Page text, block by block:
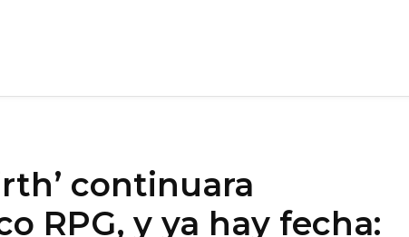
continuara
RPG, y ya hay fecha: